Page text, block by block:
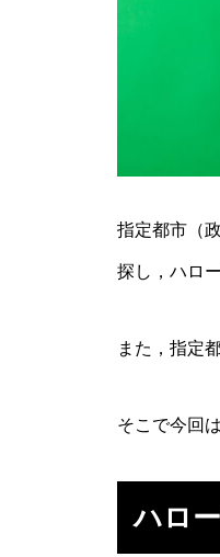
指定都市（
探し，ハロ
また，指定
そこで今回
ハロ